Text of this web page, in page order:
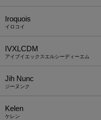
Iroquois
イロコイ
IVXLCDM
アイブイエックスエルシーディーエム
Jih Nunc
ジーヌンク
Kelen
ケレン